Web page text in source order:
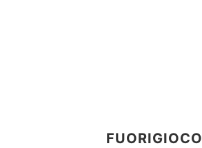
FUORIGIOCO